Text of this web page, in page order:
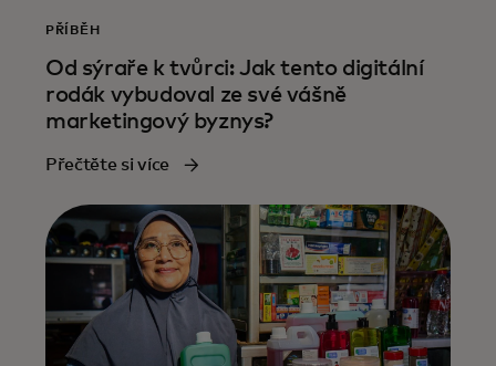
PŘÍBĚH
Od sýraře k tvůrci: Jak tento digitální
rodák vybudoval ze své vášně
marketingový byznys?
Přečtěte si více